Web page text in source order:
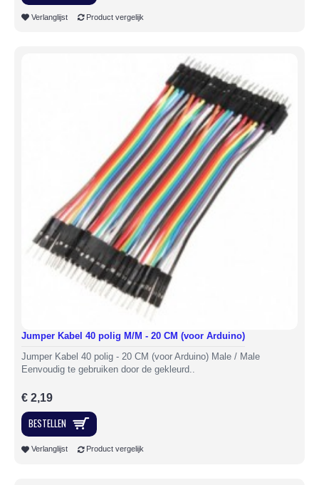
Verlanglijst Product vergelijk
Jumper Kabel 40 polig M/M - 20 CM (voor Arduino)
Jumper Kabel 40 polig - 20 CM (voor Arduino) Male / Male
Eenvoudig te gebruiken door de gekleurd..
€ 2,19
BESTELLEN
Verlanglijst Product vergelijk